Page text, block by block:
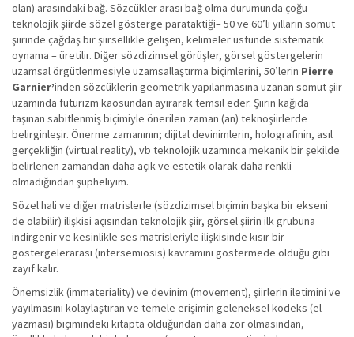
olan) arasındaki bağ. Sözcükler arası bağ olma durumunda çoğu
teknolojik şiirde sözel gösterge parataktiği– 50 ve 60’lı yılların somut
şiirinde çağdaş bir şiirsellikle gelişen, kelimeler üstünde sistematik
oynama – üretilir. Diğer sözdizimsel görüşler, görsel göstergelerin
uzamsal örgütlenmesiyle uzamsallaştırma biçimlerini, 50’lerin Pierre
Garnier’inden sözcüklerin geometrik yapılanmasına uzanan somut şiir
uzamında futurizm kaosundan ayırarak temsil eder. Şiirin kağıda
taşınan sabitlenmiş biçimiyle önerilen zaman (an) teknoşiirlerde
belirginleşir. Önerme zamanının; dijital devinimlerin, holografinin, asıl
gerçekliğin (virtual reality), vb teknolojik uzamınca mekanik bir şekilde
belirlenen zamandan daha açık ve estetik olarak daha renkli
olmadığından şüpheliyim.
Sözel hali ve diğer matrislerle (sözdizimsel biçimin başka bir ekseni
de olabilir) ilişkisi açısından teknolojik şiir, görsel şiirin ilk grubuna
indirgenir ve kesinlikle ses matrisleriyle ilişkisinde kısır bir
göstergelerarası (intersemiosis) kavramını göstermede olduğu gibi
zayıf kalır.
Önemsizlik (immateriality) ve devinim (movement), şiirlerin iletimini ve
yayılmasını kolaylaştıran ve temele erişimin geleneksel kodeks (el
yazması) biçimindeki kitapta olduğundan daha zor olmasından,